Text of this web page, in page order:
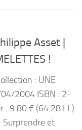
Asset |
!
: UNE
04/2004 ISBN : 2-
9.80 € (64.28 FF)
Surprendre et